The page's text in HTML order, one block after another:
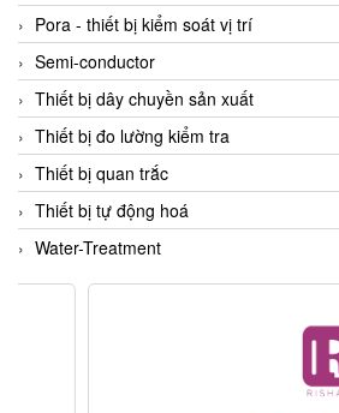
GENEBRE
Genesislamp
Geokon Vietnam
GESIPA
Gessmann
Gestra
GF
Pora - thiết bị kiểm soát vị trí
Semi-conductor
Thiết bị dây chuyền sản xuất
Thiết bị đo lường kiểm tra
Thiết bị quan trắc
Thiết bị tự động hoá
Water-Treatment